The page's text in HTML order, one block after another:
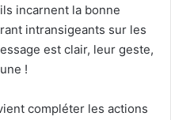
incarnent la bonne
intransigeants sur les
est clair, leur geste,
!
compléter les actions